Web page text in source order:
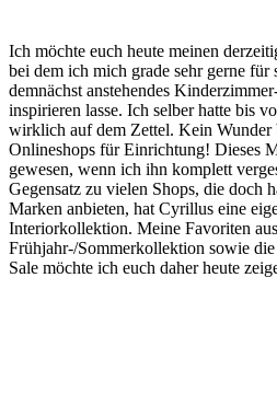
Ich möchte euch heute meinen
bei dem ich mich grade sehr gerne
demnächst anstehendes
inspirieren lasse. Ich selber hatte bis
wirklich auf dem Zettel. Kein Wunder
Onlineshops für Einrichtung! Dieses
gewesen, wenn ich ihn komplett
Gegensatz zu vielen Shops, die doch
Marken anbieten, hat Cyrillus eine
Interiorkollektion. Meine Favoriten
Frühjahr-/Sommerkollektion sowie
Sale möchte ich euch daher heute